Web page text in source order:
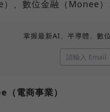
）、數位金融（Monee
掌握最新AI、半導體、數
電商事業）